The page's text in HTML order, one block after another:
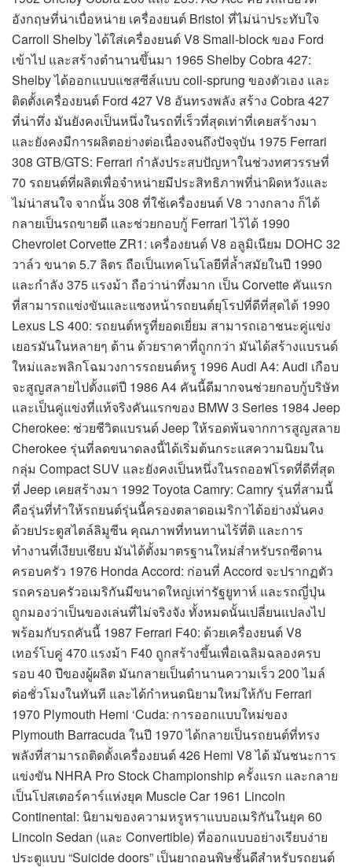
อังกฤษที่น่าเบื่อหน่าย เครื่องยนต์ Bristol ที่ไม่น่าประทับใจ
Carroll Shelby ได้ใส่เครื่องยนต์ V8 Small-block ของ Ford
เข้าไป และสร้างตำนานขึ้นมา 1965 Shelby Cobra 427:
Shelby ได้ออกแบบแชสซีส์แบบ coil-sprung ของตัวเอง และ
ติดตั้งเครื่องยนต์ Ford 427 V8 อันทรงพลัง สร้าง Cobra 427
ที่น่าทึ่ง มันยังคงเป็นหนึ่งในรถที่เร็วที่สุดเท่าที่เคยสร้างมา
และยังคงมีการผลิตอย่างต่อเนื่องจนถึงปัจจุบัน 1975 Ferrari
308 GTB/GTS: Ferrari กำลังประสบปัญหาในช่วงทศวรรษที่
70 รถยนต์ที่ผลิตเพื่อจำหน่ายมีประสิทธิภาพที่น่าผิดหวังและ
ไม่น่าสนใจ จากนั้น 308 ที่ใช้เครื่องยนต์ V8 วางกลาง ก็ได้
กลายเป็นรถขายดี และช่วยกอบกู้ Ferrari ไว้ได้ 1990
Chevrolet Corvette ZR1: เครื่องยนต์ V8 อลูมิเนียม DOHC 32
วาล์ว ขนาด 5.7 ลิตร ถือเป็นเทคโนโลยีที่ล้ำสมัยในปี 1990
และกำลัง 375 แรงม้า ถือว่าน่าทึ่งมาก เป็น Corvette คันแรก
ที่สามารถแข่งขันและแซงหน้ารถยนต์ยุโรปที่ดีที่สุดได้ 1990
Lexus LS 400: รถยนต์หรูที่ยอดเยี่ยม สามารถเอาชนะคู่แข่ง
เยอรมันในหลายๆ ด้าน ด้วยราคาที่ถูกกว่า มันได้สร้างแบรนด์
ใหม่และพลิกโฉมวงการรถยนต์หรู 1996 Audi A4: Audi เกือบ
จะสูญสลายไปตั้งแต่ปี 1986 A4 คันนี้ดีมากจนช่วยกอบกู้บริษัท
และเป็นคู่แข่งที่แท้จริงคันแรกของ BMW 3 Series 1984 Jeep
Cherokee: ช่วยชีวิตแบรนด์ Jeep ให้รอดพ้นจากการสูญสลาย
Cherokee รุ่นที่ลดขนาดลงนี้ได้เริ่มต้นกระแสความนิยมใน
กลุ่ม Compact SUV และยังคงเป็นหนึ่งในรถออฟโรดที่ดีที่สุด
ที่ Jeep เคยสร้างมา 1992 Toyota Camry: Camry รุ่นที่สามนี้
คือรุ่นที่ทำให้รถยนต์รุ่นนี้ครองตลาดอเมริกาได้อย่างมั่นคง
ด้วยประตูสไตล์ลิมูซีน คุณภาพที่ทนทานไร้ที่ติ และการ
ทำงานที่เงียบเชียบ มันได้ตั้งมาตรฐานใหม่สำหรับรถซีดาน
ครอบครัว 1976 Honda Accord: ก่อนที่ Accord จะปรากฏตัว
รถครอบครัวอเมริกันมีขนาดใหญ่เท่ารัฐยูทาห์ และรถญี่ปุ่น
ถูกมองว่าเป็นของเล่นที่ไม่จริงจัง ทั้งหมดนั้นเปลี่ยนแปลงไป
พร้อมกับรถคันนี้ 1987 Ferrari F40: ด้วยเครื่องยนต์ V8
เทอร์โบคู่ 470 แรงม้า F40 ถูกสร้างขึ้นเพื่อเฉลิมฉลองครบ
รอบ 40 ปีของผู้ผลิต มันกลายเป็นตำนานความเร็ว 200 ไมล์
ต่อชั่วโมงในทันที และได้กำหนดนิยามใหม่ให้กับ Ferrari
1970 Plymouth Hemi ‘Cuda: การออกแบบใหม่ของ
Plymouth Barracuda ในปี 1970 ได้กลายเป็นรถยนต์ที่ทรง
พลังที่สามารถติดตั้งเครื่องยนต์ 426 Hemi V8 ได้ มันชนะการ
แข่งขัน NHRA Pro Stock Championship ครั้งแรก และกลาย
เป็นโปสเตอร์คาร์แห่งยุค Muscle Car 1961 Lincoln
Continental: นิยามของความหรูหราแบบอเมริกันในยุค 60
Lincoln Sedan (และ Convertible) ที่ออกแบบอย่างเรียบง่าย
ประตูแบบ “Suicide doors” เป็นยาถอนพิษชั้นดีสำหรับรถยนต์